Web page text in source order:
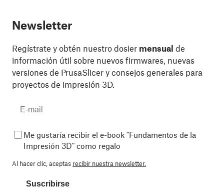
Newsletter
Regístrate y obtén nuestro dosier mensual de
información útil sobre nuevos firmwares, nuevas
versiones de PrusaSlicer y consejos generales para
proyectos de impresión 3D.
Me gustaría recibir el e-book "Fundamentos de la
Impresión 3D" como regalo
Al hacer clic, aceptas recibir nuestra newsletter.
Suscribirse